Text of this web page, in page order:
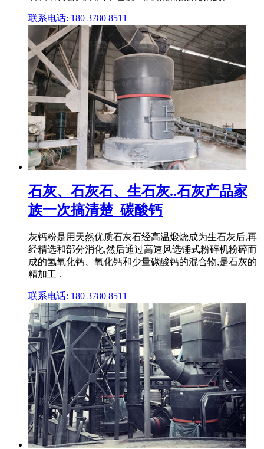
联系电话: 180 3780 8511
石灰、石灰石、生石灰..石灰产品家
族一次搞清楚_碳酸钙
灰钙粉是用天然优质石灰石经高温煅烧成为生石灰后,再
经精选和部分消化,然后通过高速风选锤式粉碎机粉碎而
成的氢氧化钙、氧化钙和少量碳酸钙的混合物,是石灰的
精加工 .
联系电话: 180 3780 8511